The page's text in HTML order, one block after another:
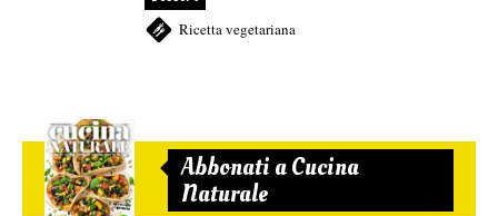
Ricetta vegetariana
Abbonati a Cucina
Naturale